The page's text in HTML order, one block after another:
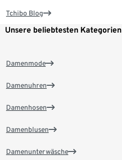
Tchibo Blog
Unsere beliebtesten Kategorien
Damenmode
Damenuhren
Damenhosen
Damenblusen
Damenunterwäsche